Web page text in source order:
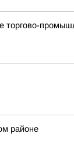
районе